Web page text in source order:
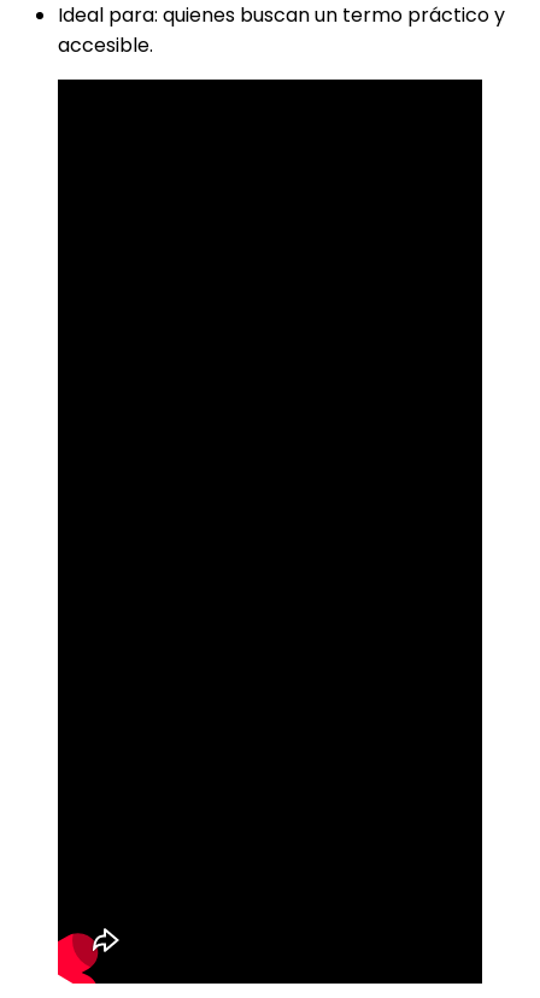
Ideal para: quienes buscan un termo práctico y
accesible.